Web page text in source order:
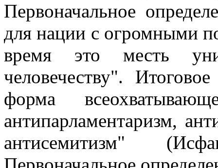
Первоначальное
для нации с огромными
время это месть
человечеству".
форма
антипарламентаризм,
антисемитизм"